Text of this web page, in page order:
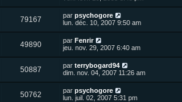
g
e
s
s
a
g
e
s
r
m
e
s
s
a
g
e
u
s
i
e
r
m
e
s
s
a
g
e
79167V
u
s
D
e
i
e
r
m
e
s
s
a
par psychogore
lun. déc. 10, 2007 9:50 am
49890V
u
s
D
e
i
e
r
m
e
par Fenrir
jeu. nov. 29, 2007 6:40 am
50887V
u
D
e
i
par terrybogard94
dim. nov. 04, 2007 11:26 am
50762V
D
e
par psychogore
lun. juil. 02, 2007 5:31 pm